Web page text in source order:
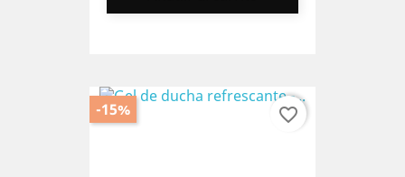
-15% favorite_border